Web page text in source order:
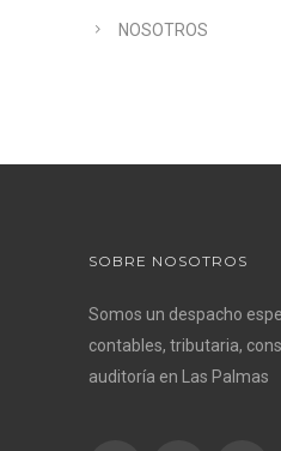
NOSOTROS
SOBRE NOSOTROS
Somos un despacho
contables, tributaria,
auditoría en Las Palmas